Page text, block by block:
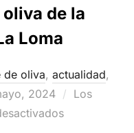
de la
Loma
de oliva, actualidad,
2024
Los